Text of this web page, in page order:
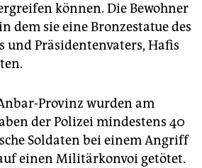
können. Die Bewohner
dem sie eine Bronzestatue des
Präsidentenvaters, Hafis
Provinz wurden am
der Polizei mindestens 40
Soldaten bei einem Angriff
einen Militärkonvoi getötet.